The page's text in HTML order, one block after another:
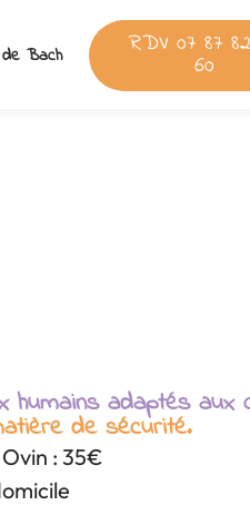
Bach RDV 07 87
60
humains adaptés aux
de sécurité.
Ovin : 35€